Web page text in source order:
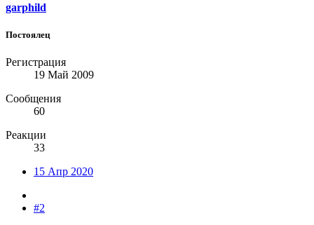
garphild
Постоялец
Регистрация
19 Май 2009
Сообщения
60
Реакции
33
15 Апр 2020
#2